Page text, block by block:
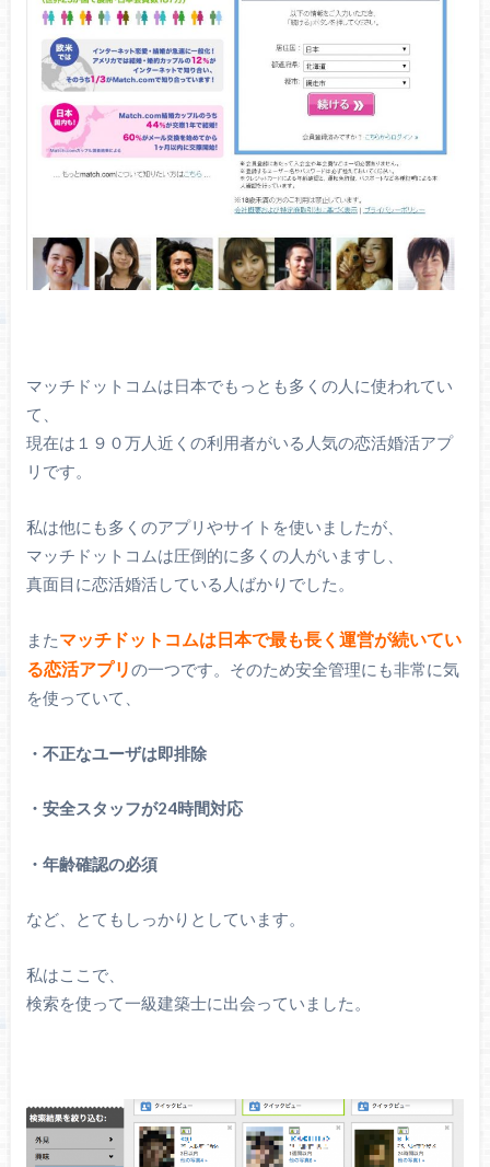
マッチドットコムは日本でもっとも多くの人に使われてい
て、
現在は１９０万人近くの利用者がいる人気の恋活婚活アプ
リです。
私は他にも多くのアプリやサイトを使いましたが、
マッチドットコムは圧倒的に多くの人がいますし、
真面目に恋活婚活している人ばかりでした。
またマッチドットコムは日本で最も長く運営が続いてい
る恋活アプリの一つです。そのため安全管理にも非常に気
を使っていて、
・不正なユーザは即排除
・安全スタッフが24時間対応
・年齢確認の必須
など、とてもしっかりとしています。
私はここで、
検索を使って一級建築士に出会っていました。